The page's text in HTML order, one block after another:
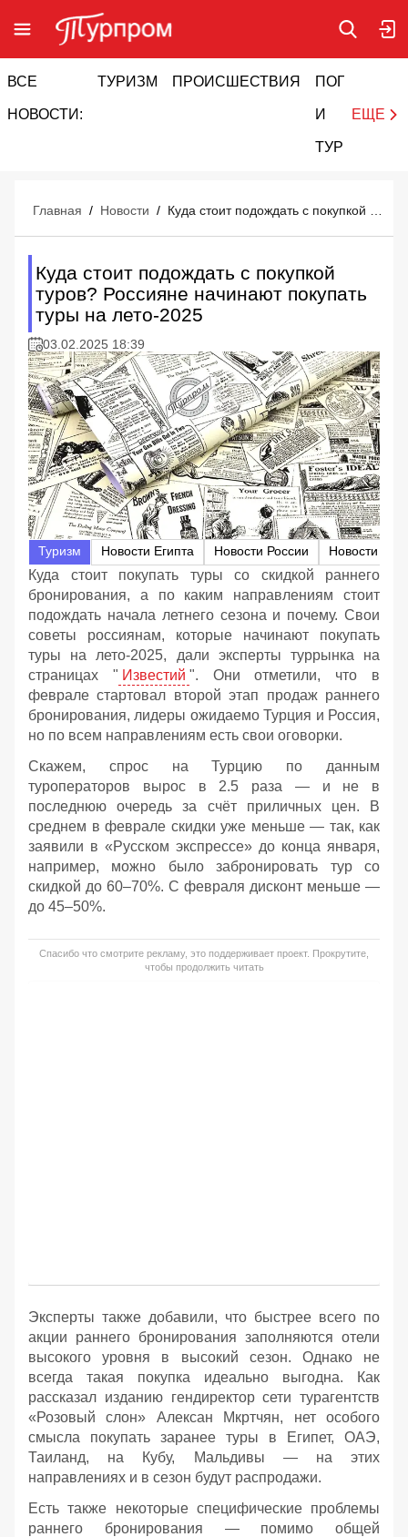
ВСЕ
НОВОСТИ:
ТУРИЗМ ПРОИСШЕСТВИЯ ПОГОДА
И
ТУРИЗМ
ЕЩЕ
Главная / Новости /
Куда стоит подождать с покупкой
туров? Россияне начинают покупать
туры на лето-2025
03.02.2025 18:39
Туризм Новости Египта Новости России Новости
Куда стоит покупать туры со скидкой раннего
бронирования, а по каким направлениям стоит
подождать начала летнего сезона и почему. Свои
советы россиянам, которые начинают покупать
туры на лето-2025, дали эксперты туррынка на
страницах " Известий ". Они отметили, что в
феврале стартовал второй этап продаж раннего
бронирования, лидеры ожидаемо Турция и Россия,
но по всем направлениям есть свои оговорки.
Скажем, спрос на Турцию по данным
туроператоров вырос в 2.5 раза — и не в
последнюю очередь за счёт приличных цен. В
среднем в феврале скидки уже меньше — так, как
заявили в «Русском экспрессе» до конца января,
например, можно было забронировать тур со
скидкой до 60–70%. С февраля дисконт меньше —
до 45–50%.
Спасибо что смотрите рекламу, это поддерживает проект. Прокрутите,
чтобы продолжить читать
Эксперты также добавили, что быстрее всего по
акции раннего бронирования заполняются отели
высокого уровня в высокий сезон. Однако не
всегда такая покупка идеально выгодна. Как
рассказал изданию гендиректор сети турагентств
«Розовый слон» Алексан Мкртчян, нет особого
смысла покупать заранее туры в Египет, ОАЭ,
Таиланд, на Кубу, Мальдивы — на этих
направлениях и в сезон будут распродажи.
Есть также некоторые специфические проблемы
раннего бронирования — помимо общей